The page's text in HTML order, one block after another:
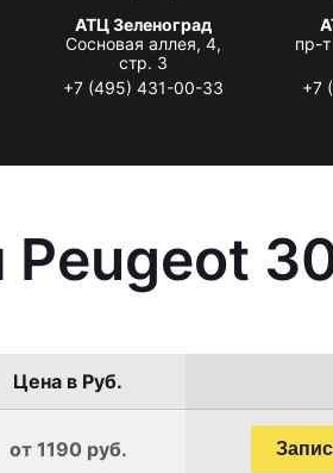
АТЦ Зеленоград
Сосновая аллея, 4,
стр. 3
+7 (495) 431-00-33
пр-
+7
Цена в Руб.
от 1190 руб.